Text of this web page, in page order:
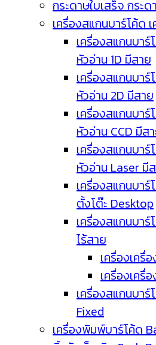
กระดาษใบเสร็จ กระ
เครื่องสแกนบาร์โค้ด
เครื่องสแกนบาร์
หัวอ่าน 1D มีสาย
เครื่องสแกนบาร์
หัวอ่าน 2D มีสาย
เครื่องสแกนบาร์
หัวอ่าน CCD มีส
เครื่องสแกนบาร์
หัวอ่าน Laser มี
เครื่องสแกนบาร์
ตั้งโต๊ะ Desktop
เครื่องสแกนบาร์
ไร้สาย
เครื่องเครื่
เครื่องเครื่
เครื่องสแกนบาร์
Fixed
เครื่องพิมพ์บาร์โค้ด